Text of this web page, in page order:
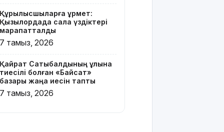
Қазақстан
облысының
90
жылдығымен
Телефон
алаяқтығының
жаңа түрі
Құрылысшыларға құрмет:
Қызылордада сала үздіктері
марапатталды
7 тамыз, 2026
Қайрат Сатыбалдының ұлына
тиесілі болған «Байсат»
базары жаңа иесін тапты
7 тамыз, 2026